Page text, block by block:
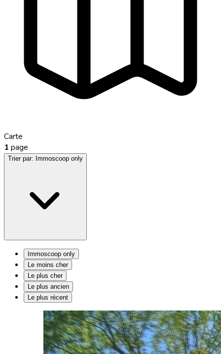
Carte
1 page
Trier par: Immoscoop only
Immoscoop only
Le moins cher
Le plus cher
Le plus ancien
Le plus récent